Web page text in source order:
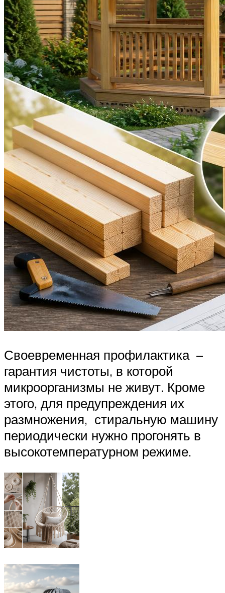
Своевременная профилактика –
гарантия чистоты, в которой
микроорганизмы не живут. Кроме
этого, для предупреждения их
размножения, стиральную машину
периодически нужно прогонять в
высокотемпературном режиме.